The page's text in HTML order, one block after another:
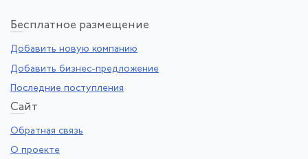
Бесплатное размещение
Добавить новую компанию
Добавить бизнес-предложение
Последние поступления
Сайт
Обратная связь
О проекте